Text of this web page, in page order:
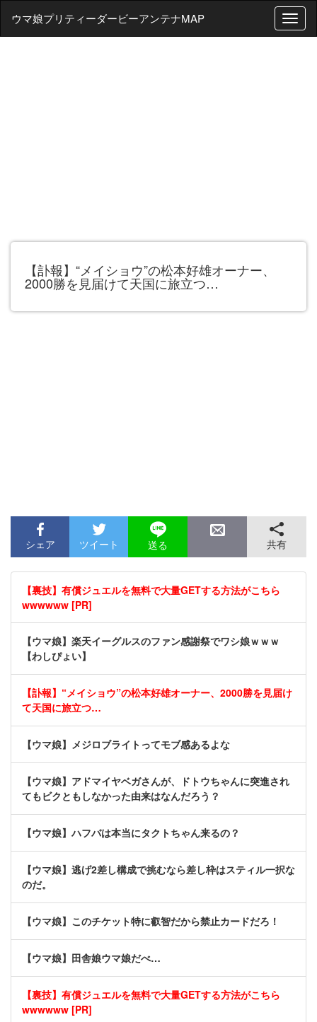
T
o
ウマ娘プリティーダービーアンテナMAP
【訃報】“メイショウ”の松本好雄オーナー、
2000勝を見届けて天国に旅立つ…
シェア ツイート 送る 共有
【裏技】有償ジュエルを無料で大量GETする方法がこちら
wwwwww [PR]
【ウマ娘】楽天イーグルスのファン感謝祭でワシ娘ｗｗｗ
【わしぴょい】
【訃報】“メイショウ”の松本好雄オーナー、2000勝を見届け
て天国に旅立つ…
【ウマ娘】メジロブライトってモブ感あるよな
【ウマ娘】アドマイヤベガさんが、ドトウちゃんに突進され
てもビクともしなかった由来はなんだろう？
【ウマ娘】ハフバは本当にタクトちゃん来るの？
【ウマ娘】逃げ2差し構成で挑むなら差し枠はスティル一択な
のだ。
【ウマ娘】このチケット特に叡智だから禁止カードだろ！
【ウマ娘】田舎娘ウマ娘だべ…
【裏技】有償ジュエルを無料で大量GETする方法がこちら
wwwwww [PR]